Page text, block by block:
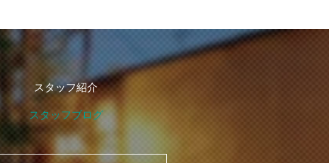
スタッフ紹介
スタッフブログ